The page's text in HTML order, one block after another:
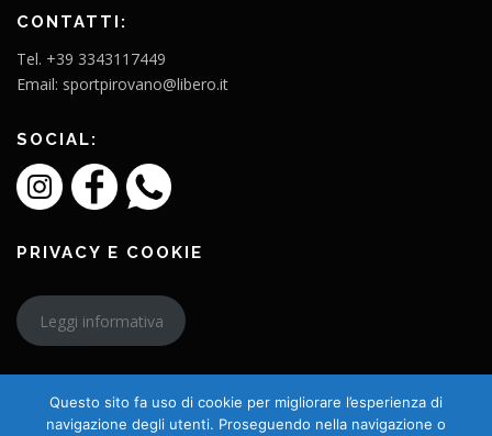
CONTATTI:
Tel. +39 3343117449
Email: sportpirovano@libero.it
SOCIAL:
PRIVACY E COOKIE
Leggi informativa
Questo sito fa uso di cookie per migliorare l’esperienza di
navigazione degli utenti. Proseguendo nella navigazione o